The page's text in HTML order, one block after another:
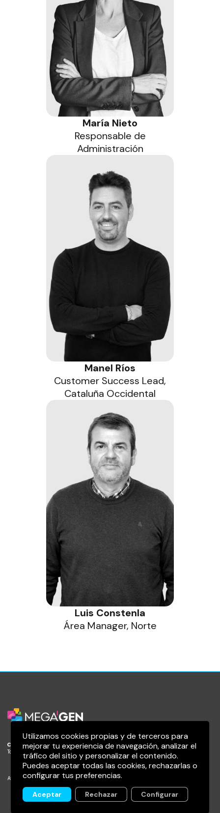
María Nieto
Responsable de
Administración
Manel Ríos
Customer Success Lead,
Cataluña Occidental
Luis Constenla
Área Manager, Norte
© 2026 Megagen Iberia S.L.
Todos los derechos reservados
Aviso legal Política de privacidad Política de cookies
Utilizamos cookies propias y de terceros para
mejorar tu experiencia de navegación, analizar el
tráfico del sitio y personalizar el contenido.
Puedes aceptar todas las cookies, rechazarlas o
configurar tus preferencias.
Aceptar Rechazar Configurar